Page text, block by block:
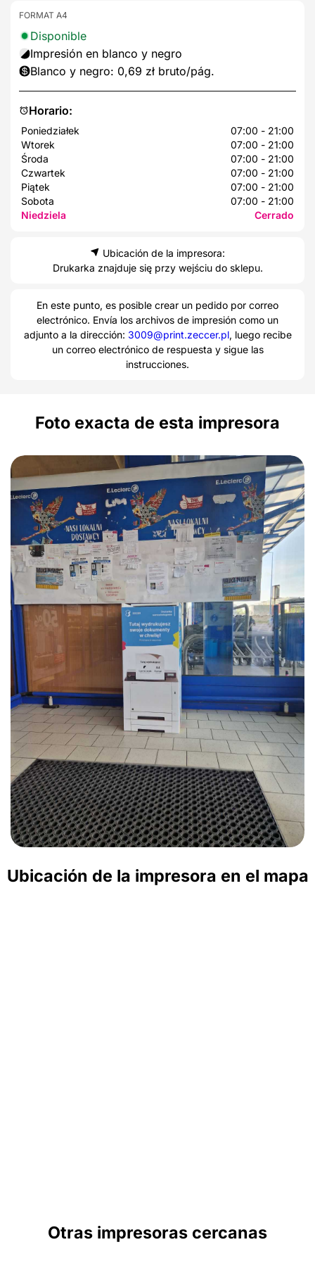
Horario:
Poniedziałek
07:00 - 21:00
Wtorek
07:00 - 21:00
Środa
07:00 - 21:00
Czwartek
07:00 - 21:00
Piątek
07:00 - 21:00
Sobota
07:00 - 21:00
Niedziela
Cerrado
FORMAT A4
Disponible
Impresión en blanco y negro
Blanco y negro: 0,69 zł bruto/pág.
Ubicación de la impresora:
Drukarka znajduje się przy wejściu do sklepu.
En este punto, es posible crear un pedido por correo
electrónico. Envía los archivos de impresión como un
adjunto a la dirección: 3009@print.zeccer.pl, luego recibe
un correo electrónico de respuesta y sigue las
instrucciones.
Foto exacta de esta impresora
Ubicación de la impresora en el mapa
Otras impresoras cercanas